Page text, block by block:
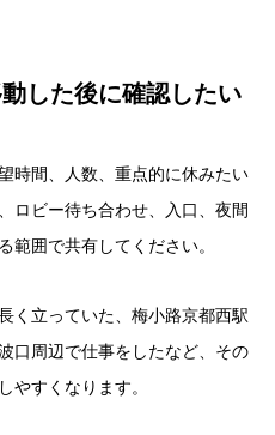
した後に確認したい
時間、人数、重点的に休みたい
ロビー待ち合わせ、入口、夜間
範囲で共有してください。
く立っていた、梅小路京都西駅
口周辺で仕事をしたなど、その
やすくなります。